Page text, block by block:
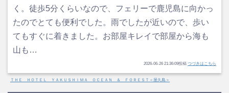
く。徒歩5分くらいなので、フェリーで鹿児島に向かっ
たのでとても便利でした。雨でしたが近いので、歩い
てもすぐに着きました。お部屋キレイで部屋から海も
山も…
2026-06-26 21:36:09投稿 つづきはこちら
ＴＨＥ ＨＯＴＥＬ ＹＡＫＵＳＨＩＭＡ ＯＣＥＡＮ ＆ ＦＯＲＥＳＴ＜屋久島＞